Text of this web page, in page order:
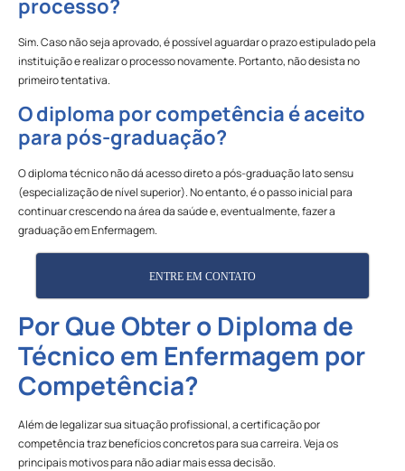
processo?
Sim. Caso não seja aprovado, é possível aguardar o prazo estipulado pela
instituição e realizar o processo novamente. Portanto, não desista no
primeiro tentativa.
O diploma por competência é aceito
para pós-graduação?
O diploma técnico não dá acesso direto a pós-graduação lato sensu
(especialização de nível superior). No entanto, é o passo inicial para
continuar crescendo na área da saúde e, eventualmente, fazer a
graduação em Enfermagem.
ENTRE EM CONTATO
Por Que Obter o Diploma de
Técnico em Enfermagem por
Competência?
Além de legalizar sua situação profissional, a certificação por
competência traz benefícios concretos para sua carreira. Veja os
principais motivos para não adiar mais essa decisão.